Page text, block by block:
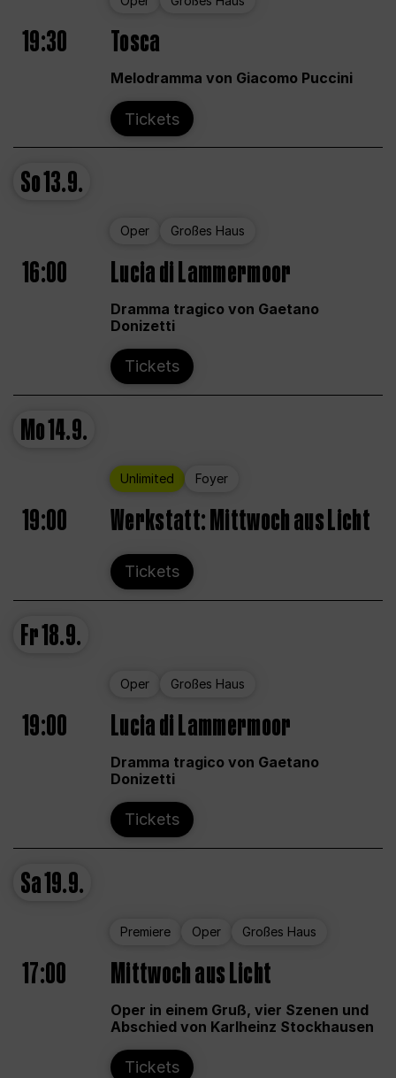
19:30 Tosca
Melodramma von Giacomo Puccini
Tickets
So13.9.
Oper Großes Haus
16:00 Lucia di Lammermoor
Dramma tragico von Gaetano
Donizetti
Tickets
Mo14.9.
Unlimited Foyer
19:00 Werkstatt: Mittwoch aus Licht
Tickets
Fr18.9.
Oper Großes Haus
19:00 Lucia di Lammermoor
Dramma tragico von Gaetano
Donizetti
Tickets
Sa19.9.
Premiere Oper Großes Haus
17:00 Mittwoch aus Licht
Oper in einem Gruß, vier Szenen und
Abschied von Karlheinz Stockhausen
Tickets